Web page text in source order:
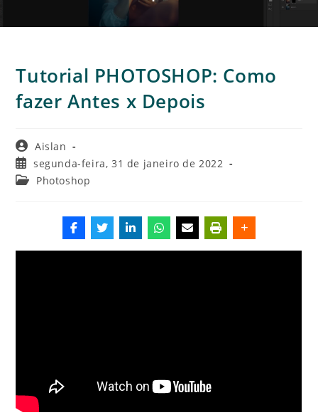
Tutorial PHOTOSHOP: Como
fazer Antes x Depois
Autor
do
post:
Aislan
Post
publicado:
segunda-feira, 31 de janeiro de 2022
Categoria
Photoshop